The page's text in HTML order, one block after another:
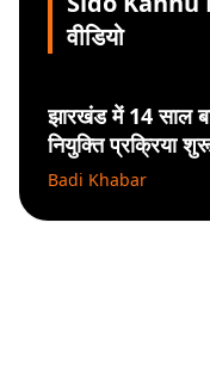
वीडियो
झारखंड में 14 साल बाद नियमित असिस्टेंट
नियुक्ति प्रक्रिया
Badi Khabar